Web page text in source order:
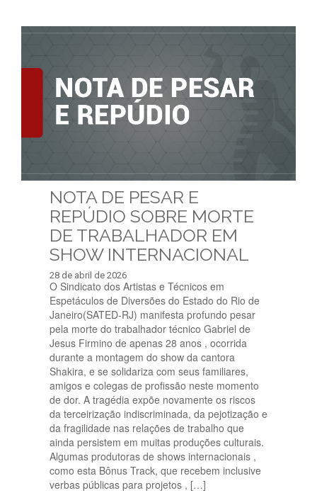
NOTA DE PESAR E
REPÚDIO SOBRE MORTE
DE TRABALHADOR EM
SHOW INTERNACIONAL
28 de abril de 2026
O Sindicato dos Artistas e Técnicos em
Espetáculos de Diversões do Estado do Rio de
Janeiro(SATED-RJ) manifesta profundo pesar
pela morte do trabalhador técnico Gabriel de
Jesus Firmino de apenas 28 anos , ocorrida
durante a montagem do show da cantora
Shakira, e se solidariza com seus familiares,
amigos e colegas de profissão neste momento
de dor. A tragédia expõe novamente os riscos
da terceirização indiscriminada, da pejotização e
da fragilidade nas relações de trabalho que
ainda persistem em muitas produções culturais.
Algumas produtoras de shows internacionais ,
como esta Bônus Track, que recebem inclusive
verbas públicas para projetos , […]